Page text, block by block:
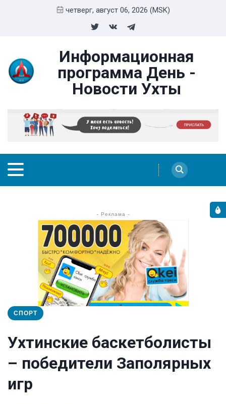
четверг, август 06, 2026 (MSK)
Информационная
программа День -
Новости Ухты
- Реклама -
СПОРТ
Ухтинские баскетболисты
– победители Заполярных
игр